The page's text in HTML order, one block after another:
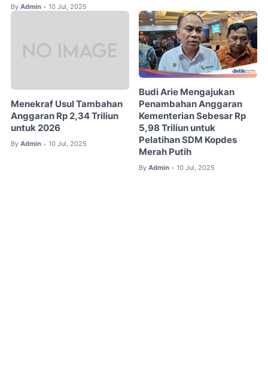
By Admin • 10 Jul, 2025
Menekraf Usul Tambahan
Anggaran Rp 2,34 Triliun
untuk 2026
By Admin • 10 Jul, 2025
Budi Arie Mengajukan
Penambahan Anggaran
Kementerian Sebesar Rp
5,98 Triliun untuk
Pelatihan SDM Kopdes
Merah Putih
By Admin • 10 Jul, 2025